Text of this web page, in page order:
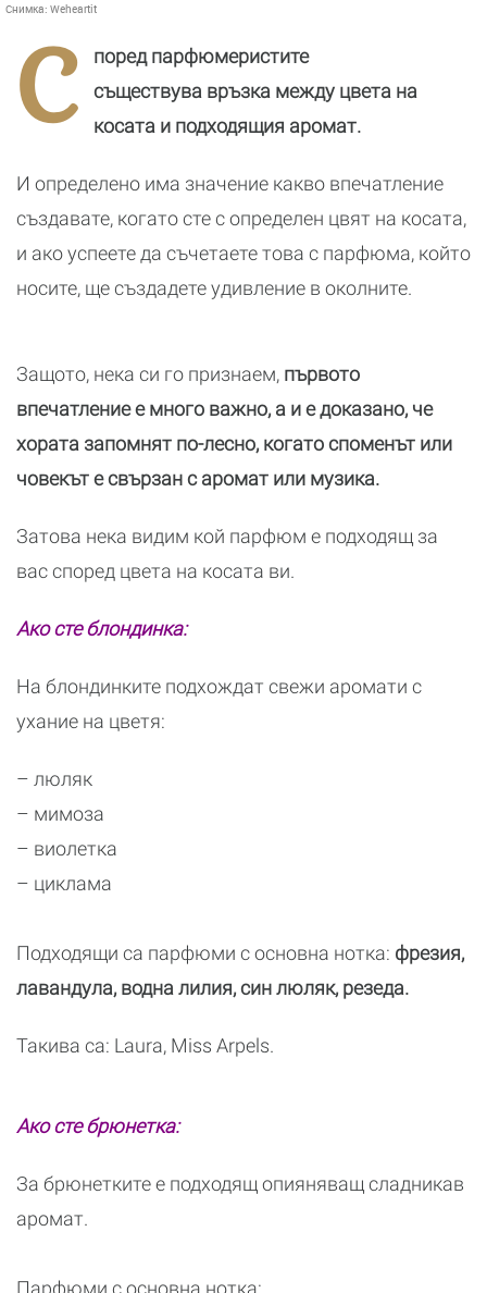
Снимка: Weheartit
С
поред парфюмеристите
съществува връзка между цвета на
косата и подходящия аромат.
И определено има значение какво впечатление
създавате, когато сте с определен цвят на косата,
и ако успеете да съчетаете това с парфюма, който
носите, ще създадете удивление в околните.
Защото, нека си го признаем, първото
впечатление е много важно, а и е доказано, че
хората запомнят по-лесно, когато споменът или
човекът е свързан с аромат или музика.
Затова нека видим кой парфюм е подходящ за
вас според цвета на косата ви.
Ако сте блондинка:
На блондинките подхождат свежи аромати с
ухание на цветя:
– люляк
– мимоза
– виолетка
– циклама
Подходящи са парфюми с основна нотка: фрезия,
лавандула, водна лилия, син люляк, резеда.
Такива са: Laura, Miss Arpels.
Ако сте брюнетка:
За брюнетките е подходящ опияняващ сладникав
аромат.
Парфюми с основна нотка: